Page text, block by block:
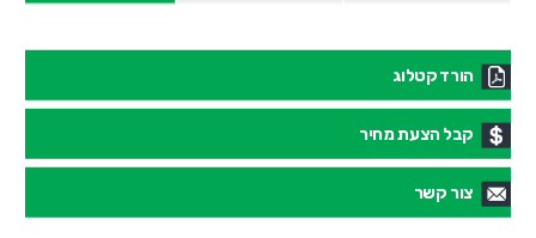
הורד קטלוג
קבל הצעת מחיר
צור קשר